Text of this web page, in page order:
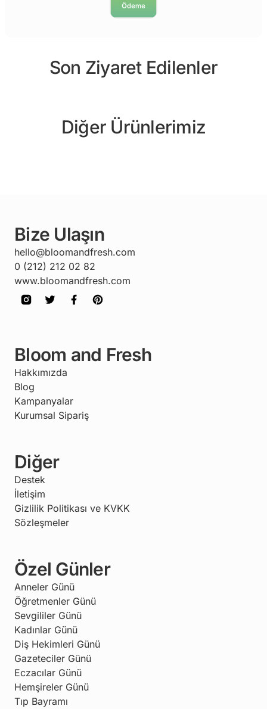
Son Ziyaret Edilenler
Diğer Ürünlerimiz
Bize Ulaşın
hello@bloomandfresh.com
0 (212) 212 02 82
www.bloomandfresh.com
Bloom and Fresh
Hakkımızda
Blog
Kampanyalar
Kurumsal Sipariş
Diğer
Destek
İletişim
Gizlilik Politikası ve KVKK
Sözleşmeler
Özel Günler
Anneler Günü
Öğretmenler Günü
Sevgililer Günü
Kadınlar Günü
Diş Hekimleri Günü
Gazeteciler Günü
Eczacılar Günü
Hemşireler Günü
Tıp Bayramı